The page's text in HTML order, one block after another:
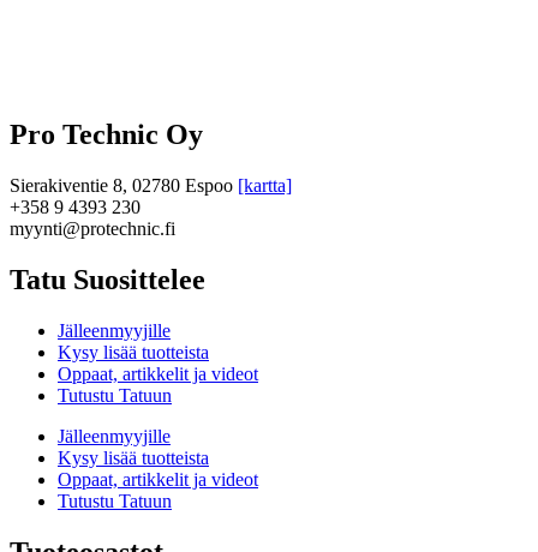
Pro Technic Oy
Sierakiventie 8, 02780 Espoo [kartta]
+358 9 4393 230
myynti@protechnic.fi
Tatu Suosittelee
Jälleenmyyjille
Kysy lisää tuotteista
Oppaat, artikkelit ja videot
Tutustu Tatuun
Jälleenmyyjille
Kysy lisää tuotteista
Oppaat, artikkelit ja videot
Tutustu Tatuun